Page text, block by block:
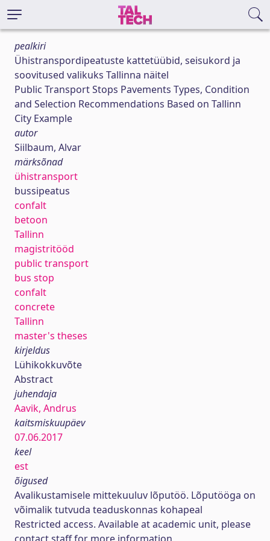
pealkiri
Ühistranspordipeatuste kattetüübid, seisukord ja
soovitused valikuks Tallinna näitel
Public Transport Stops Pavements Types, Condition
and Selection Recommendations Based on Tallinn
City Example
autor
Siilbaum, Alvar
märksõnad
ühistransport
bussipeatus
confalt
betoon
Tallinn
magistritööd
public transport
bus stop
confalt
concrete
Tallinn
master's theses
kirjeldus
Lühikokkuvõte
Abstract
juhendaja
Aavik, Andrus
kaitsmiskuupäev
07.06.2017
keel
est
õigused
Avalikustamisele mittekuuluv lõputöö. Lõputööga on
võimalik tutvuda teaduskonnas kohapeal
Restricted access. Available at academic unit, please